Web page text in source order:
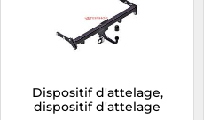
Dispositif d'attelage,
dispositif d'attelage